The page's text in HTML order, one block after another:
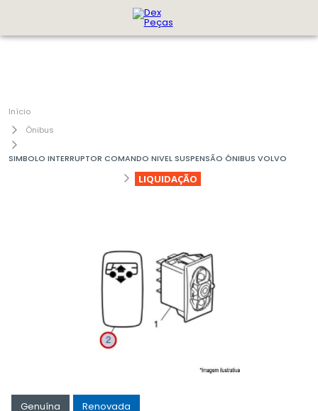
Ônibus
SIMBOLO INTERRUPTOR COMANDO NIVEL SUSPENSÃO ÔNIBUS VOLVO
LIQUIDAÇÃO
Genuína Renovada